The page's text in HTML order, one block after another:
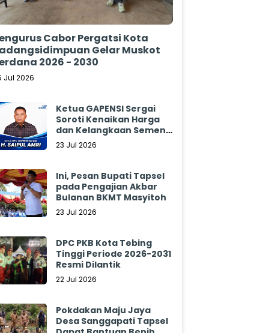
Cabor Pergatsi Kota
Gelar Muskot
2026 - 2030
Jul 2026
Ketua GAPENSI Sergai
Soroti Kenaikan Harga
dan Kelangkaan Semen,
Minta Pemerintah
23 Jul 2026
Ini, Pesan Bupati Tapsel
pada Pengajian Akbar
Bulanan BKMT Masyitoh
23 Jul 2026
DPC PKB Kota Tebing
Tinggi Periode 2026-2031
Resmi Dilantik
22 Jul 2026
Pokdakan Maju Jaya
Desa Sanggapati Tapsel